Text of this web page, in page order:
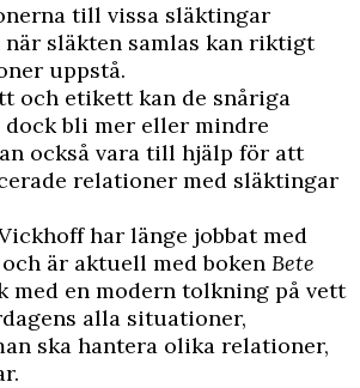
till vissa släktingar
när släkten samlas kan riktigt
uppstå.
och etikett kan de snåriga
bli mer eller mindre
också vara till hjälp för att
relationer med släktingar
har länge jobbat med
är aktuell med boken Bete
med en modern tolkning på vett
alla situationer,
ska hantera olika relationer,